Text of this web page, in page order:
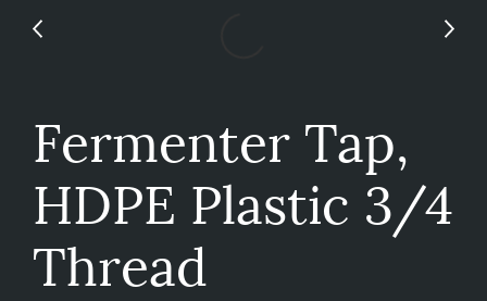
Fermenter Tap,
HDPE Plastic 3/4
Thread